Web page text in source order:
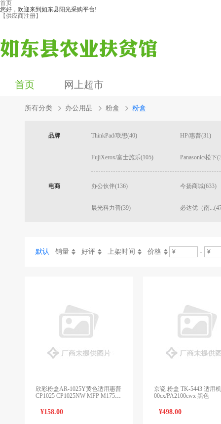
首页
您好，欢迎来到如东县阳光采购平台!
【供应商注册】
首页 网上超市
所有分类 办公用品 粉盒 粉盒
品牌 ThinkPad/联想(40) HP/惠普(31)
FujiXerox/富士施乐(105) Panasonic/松下
电商 办公伙伴(136) 今扬商城(633)
晨光科力普(39) 必达优（南
默认 销量 好评 上架时间 价格 -
欣彩粉盒AR-1025Y黄色适用惠普
CP1025 CP1025NW MFP M175A
¥158.00
京瓷 粉盒 TK-5443 适用
00cx/PA2100cwx 黑色
¥498.00